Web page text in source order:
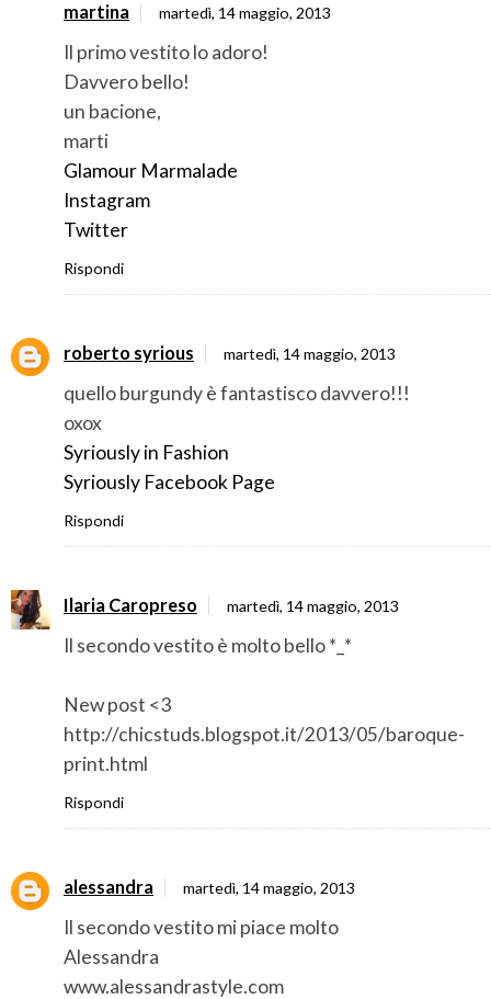
martina martedì, 14 maggio, 2013
Il primo vestito lo adoro!
Davvero bello!
un bacione,
marti
Glamour Marmalade
Instagram
Twitter
Rispondi
roberto syrious martedì, 14 maggio, 2013
quello burgundy è fantastisco davvero!!!
oxox
Syriously in Fashion
Syriously Facebook Page
Rispondi
Ilaria Caropreso martedì, 14 maggio, 2013
Il secondo vestito è molto bello *_*
New post <3
http://chicstuds.blogspot.it/2013/05/baroque-
print.html
Rispondi
alessandra martedì, 14 maggio, 2013
Il secondo vestito mi piace molto
Alessandra
www.alessandrastyle.com